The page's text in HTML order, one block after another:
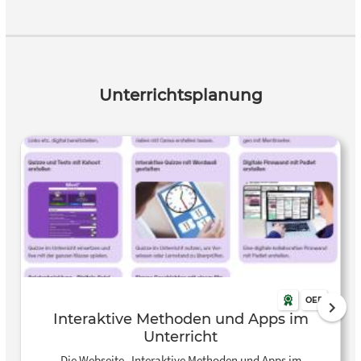
kreatives Denken und algorithmisches Problemlösen und
eingesetzt werden – etwa für Projekte zu Cybermobbing,
Verkehrswegeplanung oder digitalem Basteln . Die Tools
und Apps richtet sich an Lehrkräfte der Primar- und
Sekundarstufe I, die digitale Werkzeuge kreativ und
fachübergreifend in ihren Unterricht integrieren möchten.
Es ist besonders geeignet für Lehrenden ohne oder mit
geringen Vorkenntnissen, die Unterstützung bei der
Entwicklung und Durchführung technischer und digitaler
Lernangebote suchen.
Unterrichtsplanung
OER
Interaktive Methoden und Apps im
Unterricht